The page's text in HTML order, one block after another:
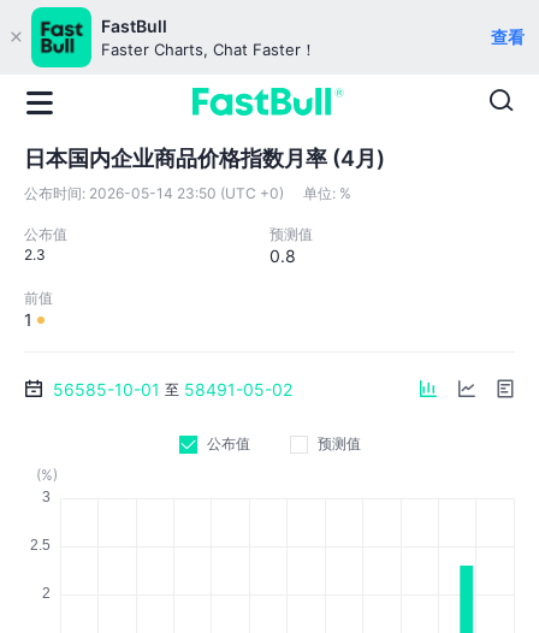
FastBull
Faster Charts, Chat Faster！
查看
日本国内企业商品价格指数月率 (4月)
公布时间: 2026-05-14 23:50 (UTC +0) 单位: %
公布值
2.3
预测值
0.8
前值
1
56585-10-01 至 58491-05-02
公布值
预测值
(%)